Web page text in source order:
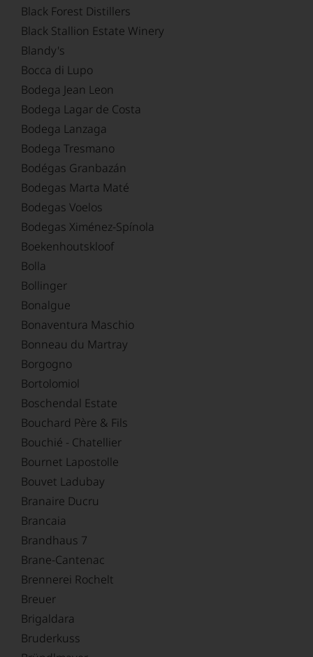
Black Forest Distillers
Black Stallion Estate Winery
Blandy's
Bocca di Lupo
Bodega Jean Leon
Bodega Lagar de Costa
Bodega Lanzaga
Bodega Tresmano
Bodégas Granbazán
Bodegas Marta Maté
Bodegas Voelos
Bodegas Ximénez-Spínola
Boekenhoutskloof
Bolla
Bollinger
Bonalgue
Bonaventura Maschio
Bonneau du Martray
Borgogno
Bortolomiol
Boschendal Estate
Bouchard Père & Fils
Bouchié - Chatellier
Bournet Lapostolle
Bouvet Ladubay
Branaire Ducru
Brancaia
Brandhaus 7
Brane-Cantenac
Brennerei Rochelt
Breuer
Brigaldara
Bruderkuss